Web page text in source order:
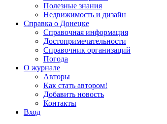
Полезные знания
Недвижимость и дизайн
Справка о Донецке
Справочная информация
Достопримечательности
Справочник организаций
Погода
О журнале
Авторы
Как стать автором!
Добавить новость
Контакты
Вход